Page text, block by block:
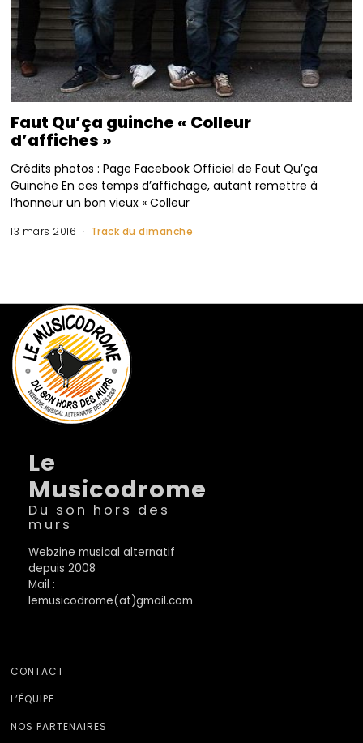
Faut Qu’ça guinche « Colleur
d’affiches »
Crédits photos : Page Facebook Officiel de Faut Qu’ça
Guinche En ces temps d’affichage, autant remettre à
l’honneur un bon vieux « Colleur
13 mars 2016 Track du dimanche
Le
Musicodrome
Du son hors des
murs
Webzine musical alternatif
depuis 2008
Mail :
lemusicodrome(at)gmail.com
CONTACT
L’ÉQUIPE
NOS PARTENAIRES